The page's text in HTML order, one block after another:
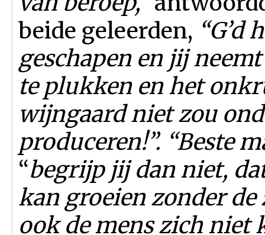
beide geleerden,
geschapen en jij
te plukken en het
wijngaard niet zou
produceren!”. “Beste
“begrijp jij dan niet,
kan groeien zonder
ook de mens zich niet